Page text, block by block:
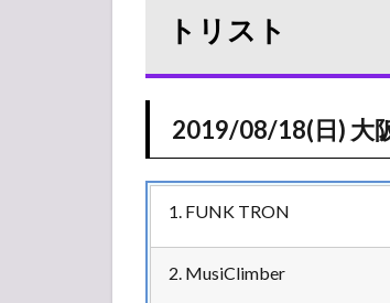
トリスト
2019/08/18(日) 大
1. FUNK TRON
2. MusiClimber